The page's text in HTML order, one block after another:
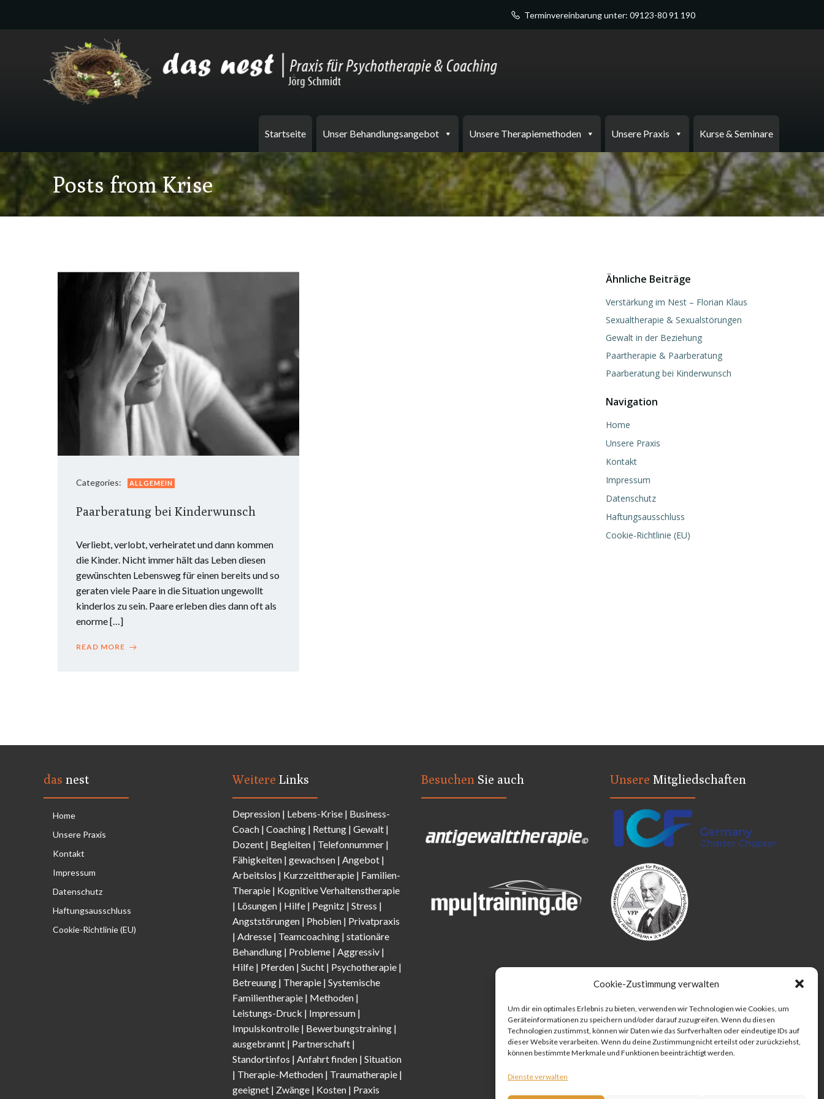
Cookie-Zustimmung verwalten
Um dir ein optimales Erlebnis zu bieten, verwenden wir Technologien wie Cookies, um
Geräteinformationen zu speichern und/oder darauf zuzugreifen. Wenn du diesen
Technologien zustimmst, können wir Daten wie das Surfverhalten oder eindeutige IDs auf
dieser Website verarbeiten. Wenn du deine Zustimmung nicht erteilst oder zurückziehst,
können bestimmte Merkmale und Funktionen beeinträchtigt werden.
Dienste verwalten
Terminvereinbarung unter: 09123-80 91 190
Startseite Unser Behandlungsangebot Unsere Therapiemethoden Unsere Praxis Kurse & Seminare
Posts from Krise
Categories: ALLGEMEIN
Paarberatung bei Kinderwunsch
Verliebt, verlobt, verheiratet und dann kommen
die Kinder. Nicht immer hält das Leben diesen
gewünschten Lebensweg für einen bereits und so
geraten viele Paare in die Situation ungewollt
kinderlos zu sein. Paare erleben dies dann oft als
enorme […]
READ MORE
Ähnliche Beiträge
Verstärkung im Nest – Florian Klaus
Sexualtherapie & Sexualstörungen
Gewalt in der Beziehung
Paartherapie & Paarberatung
Paarberatung bei Kinderwunsch
Navigation
Home
Unsere Praxis
Kontakt
Impressum
Datenschutz
Haftungsausschluss
Cookie-Richtlinie (EU)
das nest
Home
Unsere Praxis
Kontakt
Impressum
Datenschutz
Haftungsausschluss
Cookie-Richtlinie (EU)
Weitere Links
Depression | Lebens-Krise | Business-
Coach | Coaching | Rettung | Gewalt |
Dozent | Begleiten | Telefonnummer |
Fähigkeiten | gewachsen | Angebot |
Arbeitslos | Kurzzeittherapie | Familien-
Therapie | Kognitive Verhaltenstherapie
| Lösungen | Hilfe | Pegnitz | Stress |
Angststörungen | Phobien | Privatpraxis
| Adresse | Teamcoaching | stationäre
Behandlung | Probleme | Aggressiv |
Hilfe | Pferden | Sucht | Psychotherapie |
Betreuung | Therapie | Systemische
Familientherapie | Methoden |
Leistungs-Druck | Impressum |
Impulskontrolle | Bewerbungstraining |
ausgebrannt | Partnerschaft |
Standortinfos | Anfahrt finden | Situation
| Therapie-Methoden | Traumatherapie |
geeignet | Zwänge | Kosten | Praxis
Besuchen Sie auch Unsere Mitgliedschaften